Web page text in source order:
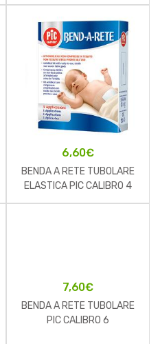
6,60€
BENDA A RETE TUBOLARE
ELASTICA PIC CALIBRO 4
GAMBA/GINOCCHIO
7,60€
BENDA A RETE TUBOLARE
PIC CALIBRO 6